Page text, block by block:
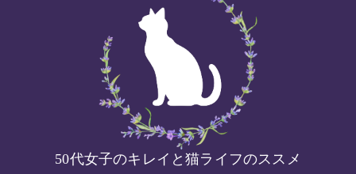
50代女子のキレイと猫ライフのススメ